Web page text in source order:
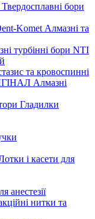
Твердосплавні бори
Алмазні та
турбінні бори NTI
та кровоспинні
Алмазні
Гладилки
і касети для
анестезії
нитки та